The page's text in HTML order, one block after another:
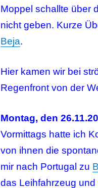
Moppel schallte über
nicht geben. Kurze
Beja.
Hier kamen wir bei
Regenfront von der
Montag, den
Vormittags hatte ich
von ihnen die
mir nach Portugal zu
das Leihfahrzeug und